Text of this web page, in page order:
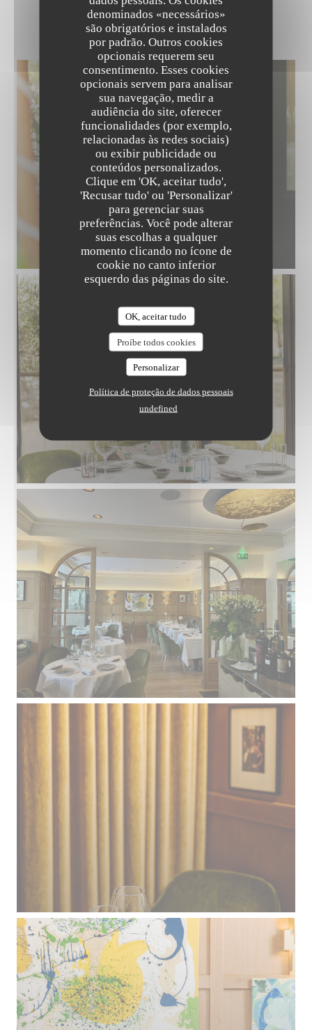
denominados «necessários»
são obrigatórios e instalados
por padrão. Outros cookies
opcionais requerem seu
consentimento. Esses cookies
opcionais servem para analisar
sua navegação, medir a
audiência do site, oferecer
funcionalidades (por exemplo,
relacionadas às redes sociais)
ou exibir publicidade ou
conteúdos personalizados.
Clique em 'OK, aceitar tudo',
'Recusar tudo' ou 'Personalizar'
para gerenciar suas
preferências. Você pode alterar
suas escolhas a qualquer
momento clicando no ícone de
cookie no canto inferior
esquerdo das páginas do site.
OK, aceitar tudo
Proíbe todos cookies
Personalizar
Política de proteção de dados pessoais
undefined
PENATI DÉCOR